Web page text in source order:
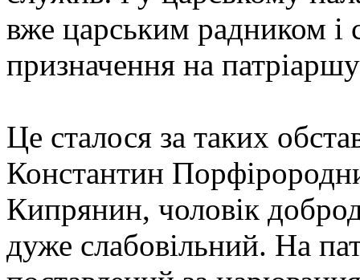
вже царським радником і
призначення на
Це сталося за таких
Константин
Кипрянин, чоловік
дуже слабовільний. На